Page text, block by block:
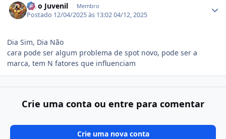
AL o Juvenil Membro
Postado 12/04/2025 às 13:0204/12, 2025
Dia Sim, Dia Não
cara pode ser algum problema de spot novo, pode ser a
marca, tem N fatores que influenciam
Crie uma conta ou entre para comentar
Crie uma nova conta